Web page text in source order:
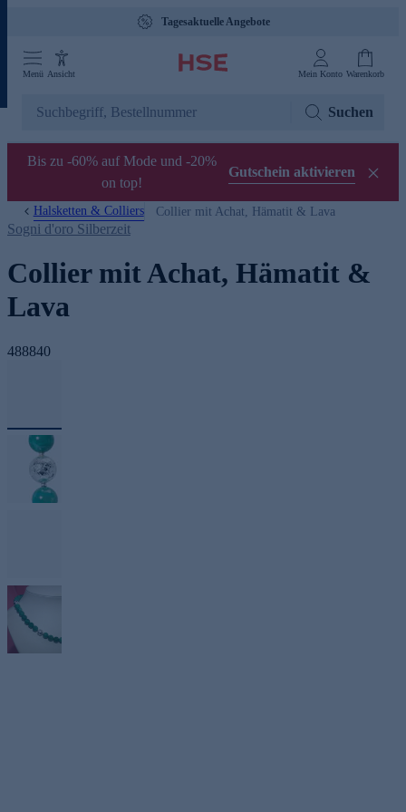
Tagesaktuelle Angebote
Menü Ansicht Mein Konto Warenkorb
Suchen
Bis zu -60% auf Mode und -20%
on top!
Gutschein aktivieren
Halsketten & Colliers Collier mit Achat, Hämatit & Lava
Sogni d'oro Silberzeit
Collier mit Achat, Hämatit &
Lava
488840